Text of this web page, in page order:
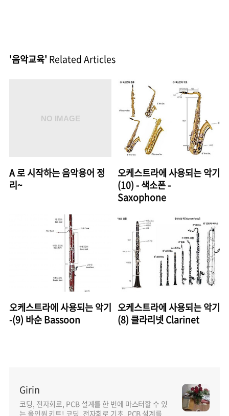
'음악교육' Related Articles
A 로 시작하는 음악용어 정
리~
오케스트라에 사용되는 악기
(10) - 색소폰 -
Saxophone
오케스트라에 사용되는 악기
-(9) 바순 Bassoon
오케스트라에 사용되는 악기
(8) 클라리넷 Clarinet
Girin
코딩, 전자회로, PCB 설계를 한 번에 마스터할 수 있
는 올인원 키트! 코딩, 전자회로 기초, PCB 설계를